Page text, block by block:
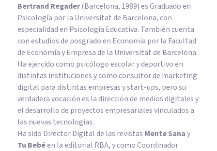
Bertrand Regader(Barcelona, 1989) es Graduado en
Psicología por la Universitat de Barcelona, con
especialidad en Psicología Educativa. También cuenta
con estudios de posgrado en Economía por la Facultad
de Economía y Empresa de la Universitat de Barcelona.
Ha ejercido como psicólogo escolar y deportivo en
distintas instituciones y como consultor de marketing
digital para distintas empresas y start-ups, pero su
verdadera vocación es la dirección de medios digitales y
el desarrollo de proyectos empresariales vinculados a
las nuevas tecnologías.
Ha sido Director Digital de las revistas Mente Sanay
Tu Bebéen la editorial RBA, y como Coordinador